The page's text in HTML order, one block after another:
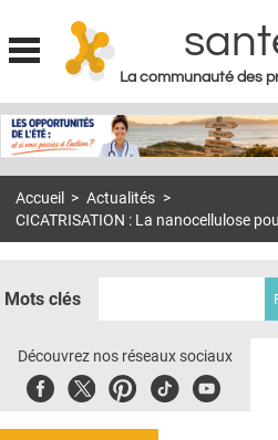
Jump to
La communauté des
MON COMPTE
S'ABONNER À LA REVUE SOIN À DOMICILE
DOSSIERS
E-REVUE SAD
Accueil > Actualités >
CICATRISATION : La nanocellulose
Mots clés
Découvrez nos réseaux sociaux
FacebookTwitterPinterest
TiktokYoubute